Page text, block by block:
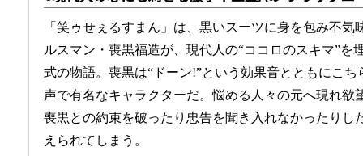
「笑ゥせぇるすまん」は、黒いスーツに身を包み不
ルスマン・喪黒福造が、現代人の“ココロのスキマ”を
式の物語。喪黒は“ドーン!”という効果音とともにこ
声で有名なキャラクターだ。悩める人々の元へ現れ欲
喪黒との約束を破ったり忠告を聞き入れなかったりし
えられてしまう。